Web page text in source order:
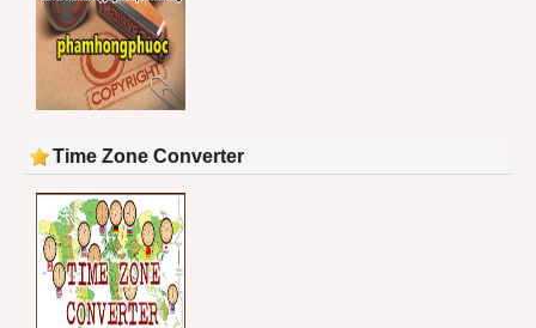
Time Zone Converter